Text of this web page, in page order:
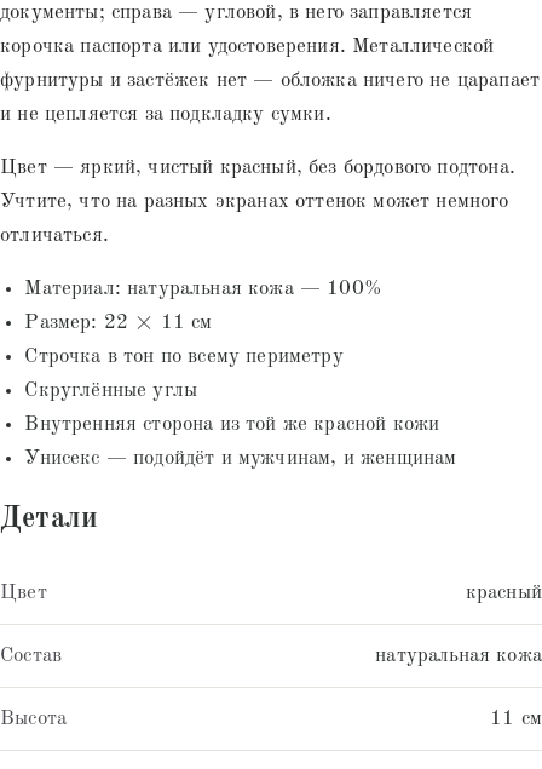
документы; справа — угловой, в него заправляется
корочка паспорта или удостоверения. Металлической
фурнитуры и застёжек нет — обложка ничего не царапает
и не цепляется за подкладку сумки.
Цвет — яркий, чистый красный, без бордового подтона.
Учтите, что на разных экранах оттенок может немного
отличаться.
Материал: натуральная кожа — 100%
Размер: 22 × 11 см
Строчка в тон по всему периметру
Скруглённые углы
Внутренняя сторона из той же красной кожи
Унисекс — подойдёт и мужчинам, и женщинам
Детали
Цвет красный
Состав натуральная кожа
Высота 11 см